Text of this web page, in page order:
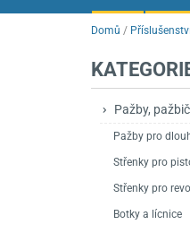
Nože
Domů /
Pažby,
Pažby pro
Střenky pro
Střenky pro
Botky a lícnice